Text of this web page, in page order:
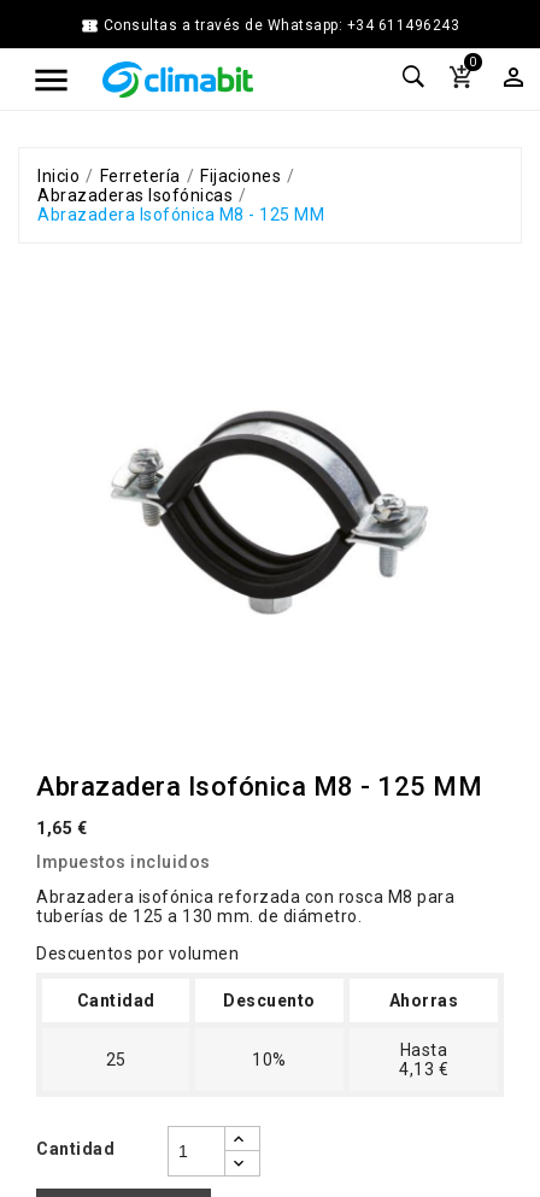
 Consultas a través de Whatsapp: +34 611496243

Home
Agua
Chimenea
Modular

0

Inicio Ferretería
Fijaciones
Abrazaderas Isofónicas
Abrazadera Isofónica M8 - 125 MM
Abrazadera Isofónica M8 - 125 MM
1,65 €
Impuestos incluidos
Abrazadera isofónica reforzada con rosca M8 para
tuberías de 125 a 130 mm. de diámetro.
Descuentos por volumen
Cantidad Descuento Ahorras
25 10%
Hasta
4,13 €
Cantidad